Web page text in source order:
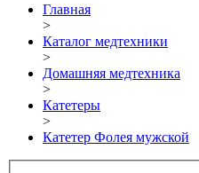
Главная
>
Каталог медтехники
>
Домашняя медтехника
>
Катетеры
>
Катетер Фолея мужской